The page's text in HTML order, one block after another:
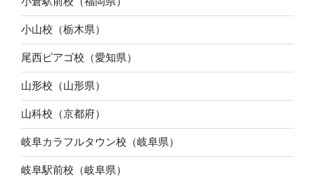
小山校（栃木県）
尾西ピアゴ校（愛知県）
山形校（山形県）
山科校（京都府）
岐阜カラフルタウン校（岐阜県）
岐阜駅前校（岐阜県）